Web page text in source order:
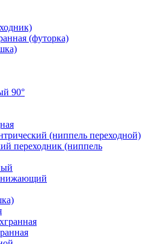
(футорка)
90°
(ниппель переходной)
переходник (ниппель